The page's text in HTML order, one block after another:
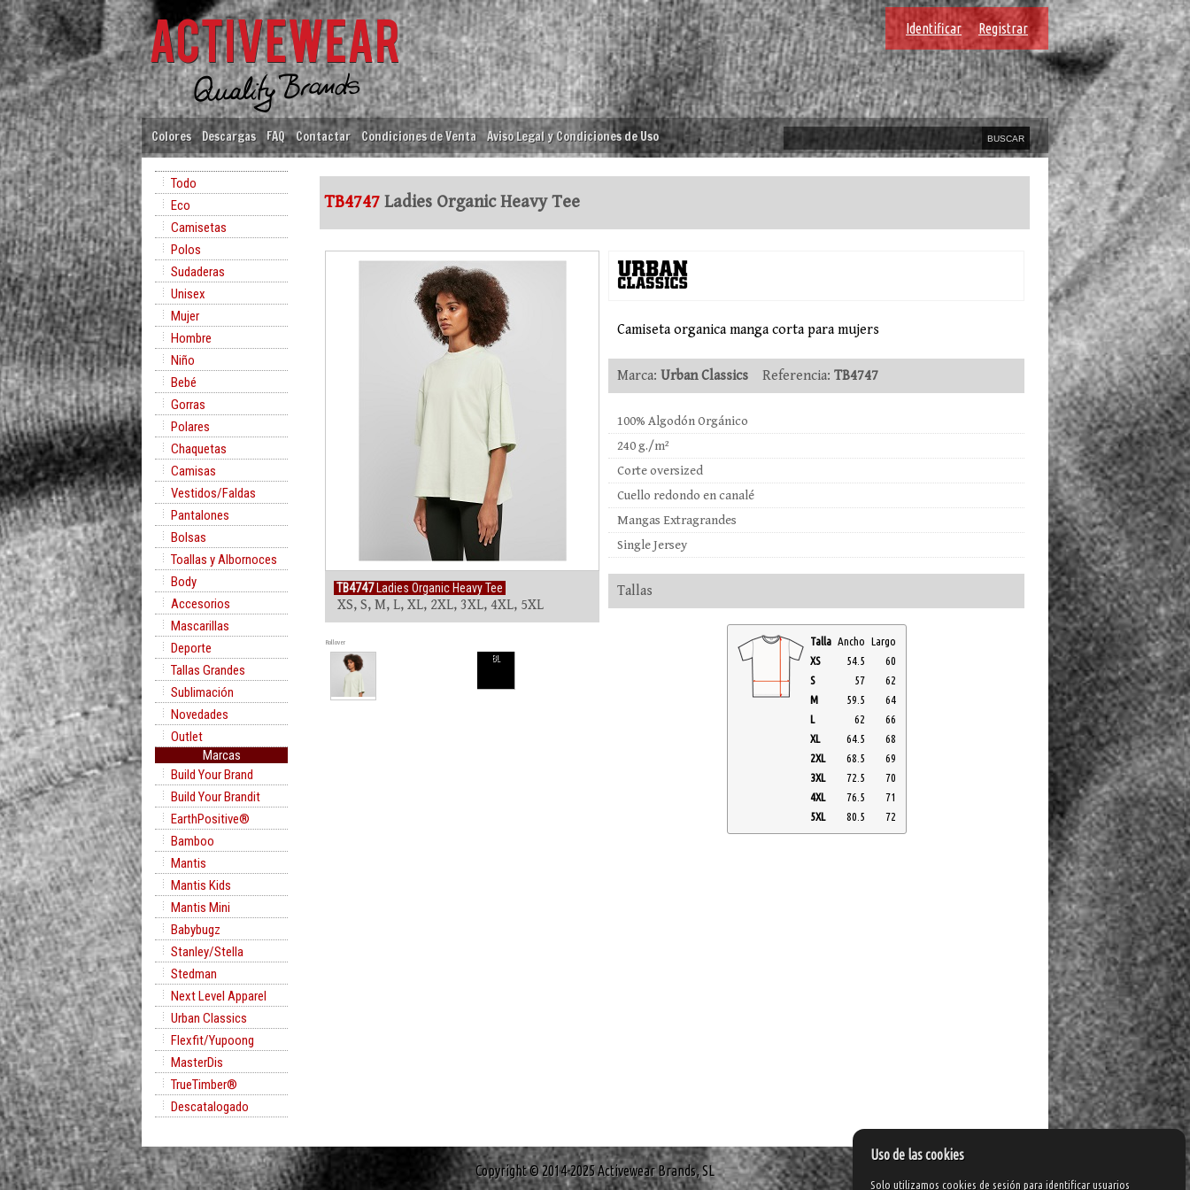
Identificar Registrar
Colores Descargas FAQ Contactar Condiciones de Venta Aviso Legal y Condiciones de Uso
Todo
Eco
Camisetas
Polos
Sudaderas
Unisex
Mujer
Hombre
Niño
Bebé
Gorras
Polares
Chaquetas
Camisas
Vestidos/Faldas
Pantalones
Bolsas
Toallas y Albornoces
Body
Accesorios
Mascarillas
Deporte
Tallas Grandes
Sublimación
Novedades
Outlet
Marcas
Build Your Brand
Build Your Brandit
EarthPositive®
Bamboo
Mantis
Mantis Kids
Mantis Mini
Babybugz
Stanley/Stella
Stedman
Next Level Apparel
Urban Classics
Flexfit/Yupoong
MasterDis
TrueTimber®
Descatalogado
TB4747 Ladies Organic Heavy Tee
TB4747Ladies Organic Heavy Tee
XS, S, M, L, XL, 2XL, 3XL, 4XL, 5XL
Rollover
BL
Camiseta organica manga corta para mujers
Marca: Urban Classics Referencia: TB4747
100% Algodón Orgánico
240 g./m²
Corte oversized
Cuello redondo en canalé
Mangas Extragrandes
Single Jersey
Tallas
Talla Ancho Largo
XS
54.5
60
S
57
62
M
59.5
64
L
62
66
XL
64.5
68
2XL
68.5
69
3XL
72.5
70
4XL
76.5
71
5XL
80.5 72
Copyright © 2014-2025 Activewear Brands, SL
Uso de las cookies
Solo utilizamos cookies de sesión para identificar usuarios